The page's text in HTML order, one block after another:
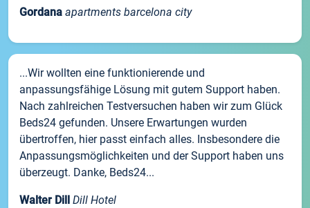
Gordana apartments barcelona city
...Wir wollten eine funktionierende und
anpassungsfähige Lösung mit gutem Support haben.
Nach zahlreichen Testversuchen haben wir zum Glück
Beds24 gefunden. Unsere Erwartungen wurden
übertroffen, hier passt einfach alles. Insbesondere die
Anpassungsmöglichkeiten und der Support haben uns
überzeugt. Danke, Beds24...
Walter Dill Dill Hotel